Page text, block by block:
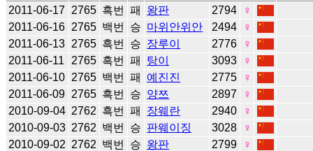
2011-06-17 2765 흑번 패 왕판 2794
♀
2011-06-16 2765 백번 승 마위안위안 2494
♀
2011-06-13 2765 흑번 승 장루이 2776
♀
2011-06-11
2765 흑번 패 탕이 3093
♀
2011-06-10 2765 백번 패 예진진 2775
♀
2011-06-09 2765 흑번 승 양쯔 2897
♀
2010-09-04 2762 흑번 패 장웨란 2940
♀
2010-09-03 2762 백번 승 판웨이징 3028
♀
2010-09-02 2762 백번 승 왕판 2799
♀